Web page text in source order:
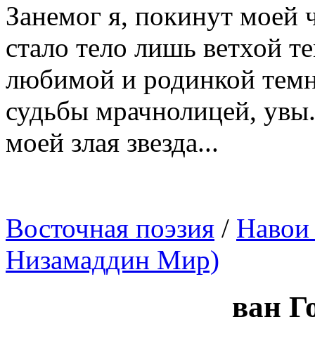
Занемог я, покинут
стало тело лишь ветхой
любимой и родинкой
судьбы мрачнолицей,
моей злая звезда...
Восточная поэзия /
Низамаддин Мир)
ван